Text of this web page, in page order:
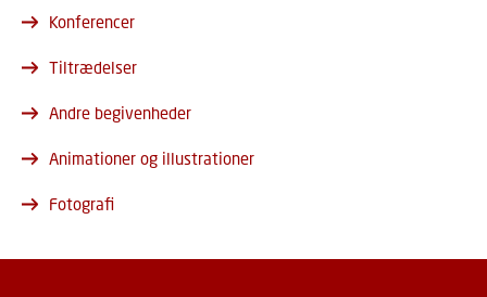
Konferencer
Tiltrædelser
Andre begivenheder
Animationer og illustrationer
Fotografi